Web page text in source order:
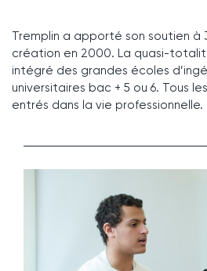
Tremplin a apporté son soutien
création en 2000. La quasi-
intégré des grandes écoles
universitaires bac + 5 ou 6. Tous
entrés dans la vie professionnelle.